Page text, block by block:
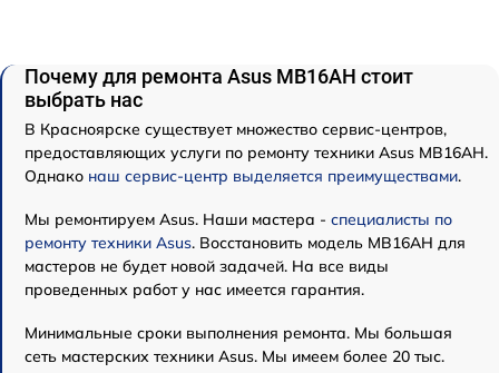
Почему для ремонта Asus MB16AH стоит
выбрать нас
В Красноярске существует множество сервис-центров,
предоставляющих услуги по ремонту техники Asus MB16AH.
Однако наш сервис-центр выделяется преимуществами.
Мы ремонтируем Asus. Наши мастера - специалисты по
ремонту техники Asus. Восстановить модель MB16AH для
мастеров не будет новой задачей. На все виды
проведенных работ у нас имеется гарантия.
Минимальные сроки выполнения ремонта. Мы большая
сеть мастерских техники Asus. Мы имеем более 20 тыс.